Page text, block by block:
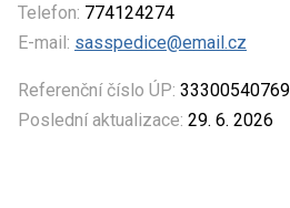
Telefon: 774124274
E-mail: sasspedice@email.cz
Referenční číslo ÚP: 33300540769
Poslední aktualizace: 29. 6. 2026